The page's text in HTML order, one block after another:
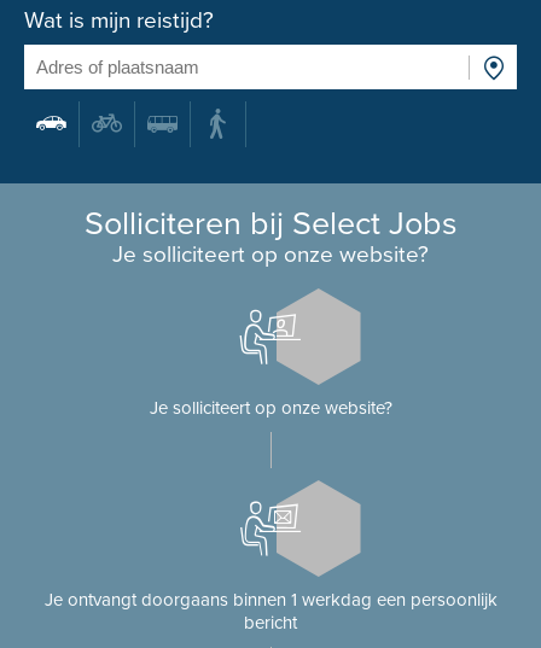
Wat is mijn reistijd?
Solliciteren bij Select Jobs
Je solliciteert op onze website?
Je solliciteert op onze website?
Je ontvangt doorgaans binnen 1 werkdag een persoonlijk
bericht